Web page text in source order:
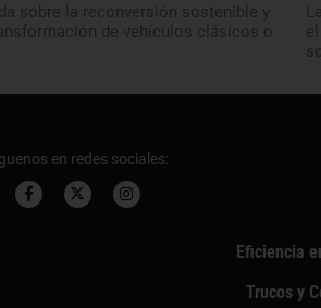
sobre la reconversión sostenible y
de vehículos clásicos o
en redes sociales:
Eficiencia
Trucos y